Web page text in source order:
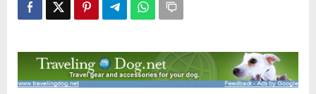
Biasa